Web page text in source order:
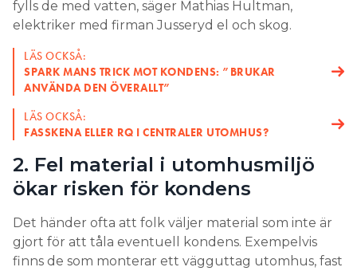
fylls de med vatten, säger Mathias Hultman,
elektriker med firman Jusseryd el och skog.
LÄS OCKSÅ:
SPARK MANS TRICK MOT KONDENS: ”BRUKAR
ANVÄNDA DEN ÖVERALLT”
LÄS OCKSÅ:
FASSKENA ELLER RQ I CENTRALER UTOMHUS?
2. Fel material i utomhusmiljö
ökar risken för kondens
Det händer ofta att folk väljer material som inte är
gjort för att tåla eventuell kondens. Exempelvis
finns de som monterar ett vägguttag utomhus, fast